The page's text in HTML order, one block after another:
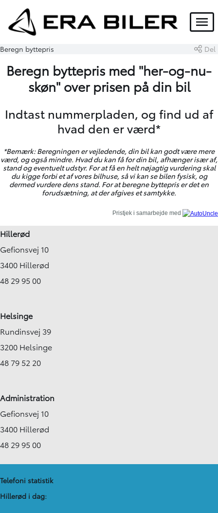
Menu
Beregn byttepris Del
Beregn byttepris med "her-og-nu-
skøn" over prisen på din bil
Indtast nummerpladen, og find ud af
hvad den er værd*
*Bemærk: Beregningen er vejledende, din bil kan godt være mere
værd, og også mindre. Hvad du kan få for din bil, afhænger især af,
stand og eventuelt udstyr. For at få en helt nøjagtig vurdering skal
du kigge forbi et af vores bilhuse, så vi kan se bilen fysisk, og
dermed vurdere dens stand. For at beregne byttepris er det en
forudsætning, at der afgives et samtykke.
Pristjek i samarbejde med
Hillerød
Gefionsvej 10
3400 Hillerød
48 29 95 00
Helsinge
Rundinsvej 39
3200 Helsinge
48 79 52 20
Administration
Gefionsvej 10
3400 Hillerød
48 29 95 00
Telefoni statistik
Hillerød i dag: